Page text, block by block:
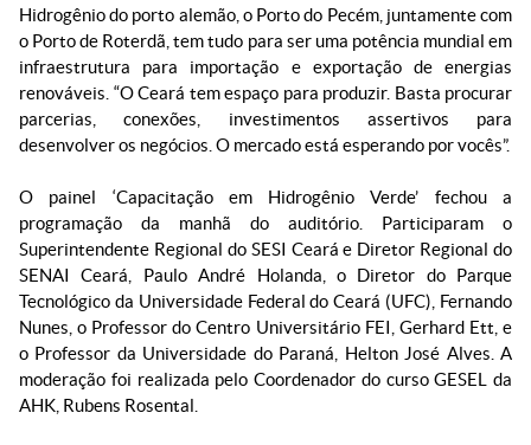
Hidrogênio do porto alemão, o Porto do Pecém, juntamente com
o Porto de Roterdã, tem tudo para ser uma potência mundial em
infraestrutura para importação e exportação de energias
renováveis. “O Ceará tem espaço para produzir. Basta procurar
parcerias, conexões, investimentos assertivos para
desenvolver os negócios. O mercado está esperando por vocês”.
O painel ‘Capacitação em Hidrogênio Verde’ fechou a
programação da manhã do auditório. Participaram o
Superintendente Regional do SESI Ceará e Diretor Regional do
SENAI Ceará, Paulo André Holanda, o Diretor do Parque
Tecnológico da Universidade Federal do Ceará (UFC), Fernando
Nunes, o Professor do Centro Universitário FEI, Gerhard Ett, e
o Professor da Universidade do Paraná, Helton José Alves. A
moderação foi realizada pelo Coordenador do curso GESEL da
AHK, Rubens Rosental.